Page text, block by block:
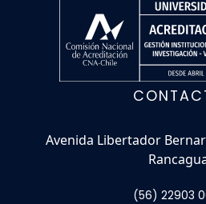
Avenida Libertador
(56) 22903